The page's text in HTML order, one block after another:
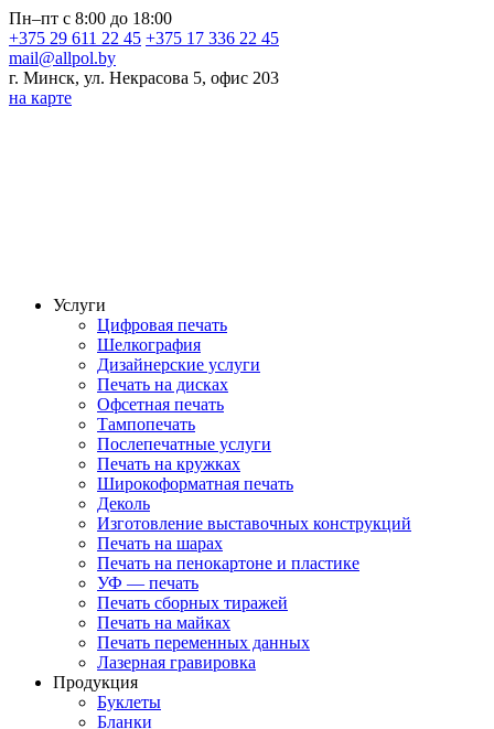
Пн–пт с 8:00 до 18:00
+375 29 611 22 45 +375 17 336 22 45
mail@allpol.by
г. Минск, ул. Некрасова 5, офис 203
на карте
Услуги
Цифровая печать
Шелкография
Дизайнерские услуги
Печать на дисках
Офсетная печать
Тампопечать
Послепечатные услуги
Печать на кружках
Широкоформатная печать
Деколь
Изготовление выставочных конструкций
Печать на шарах
Печать на пенокартоне и пластике
УФ — печать
Печать сборных тиражей
Печать на майках
Печать переменных данных
Лазерная гравировка
Продукция
Буклеты
Бланки